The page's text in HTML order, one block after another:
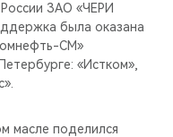
ЗАО «ЧЕРИ
была оказана
СМ»
«Истком»,
масле поделился